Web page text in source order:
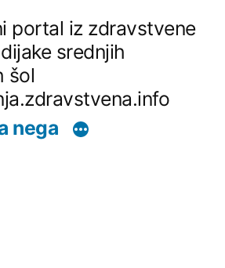
portal iz zdravstvene
srednjih
šol
nega